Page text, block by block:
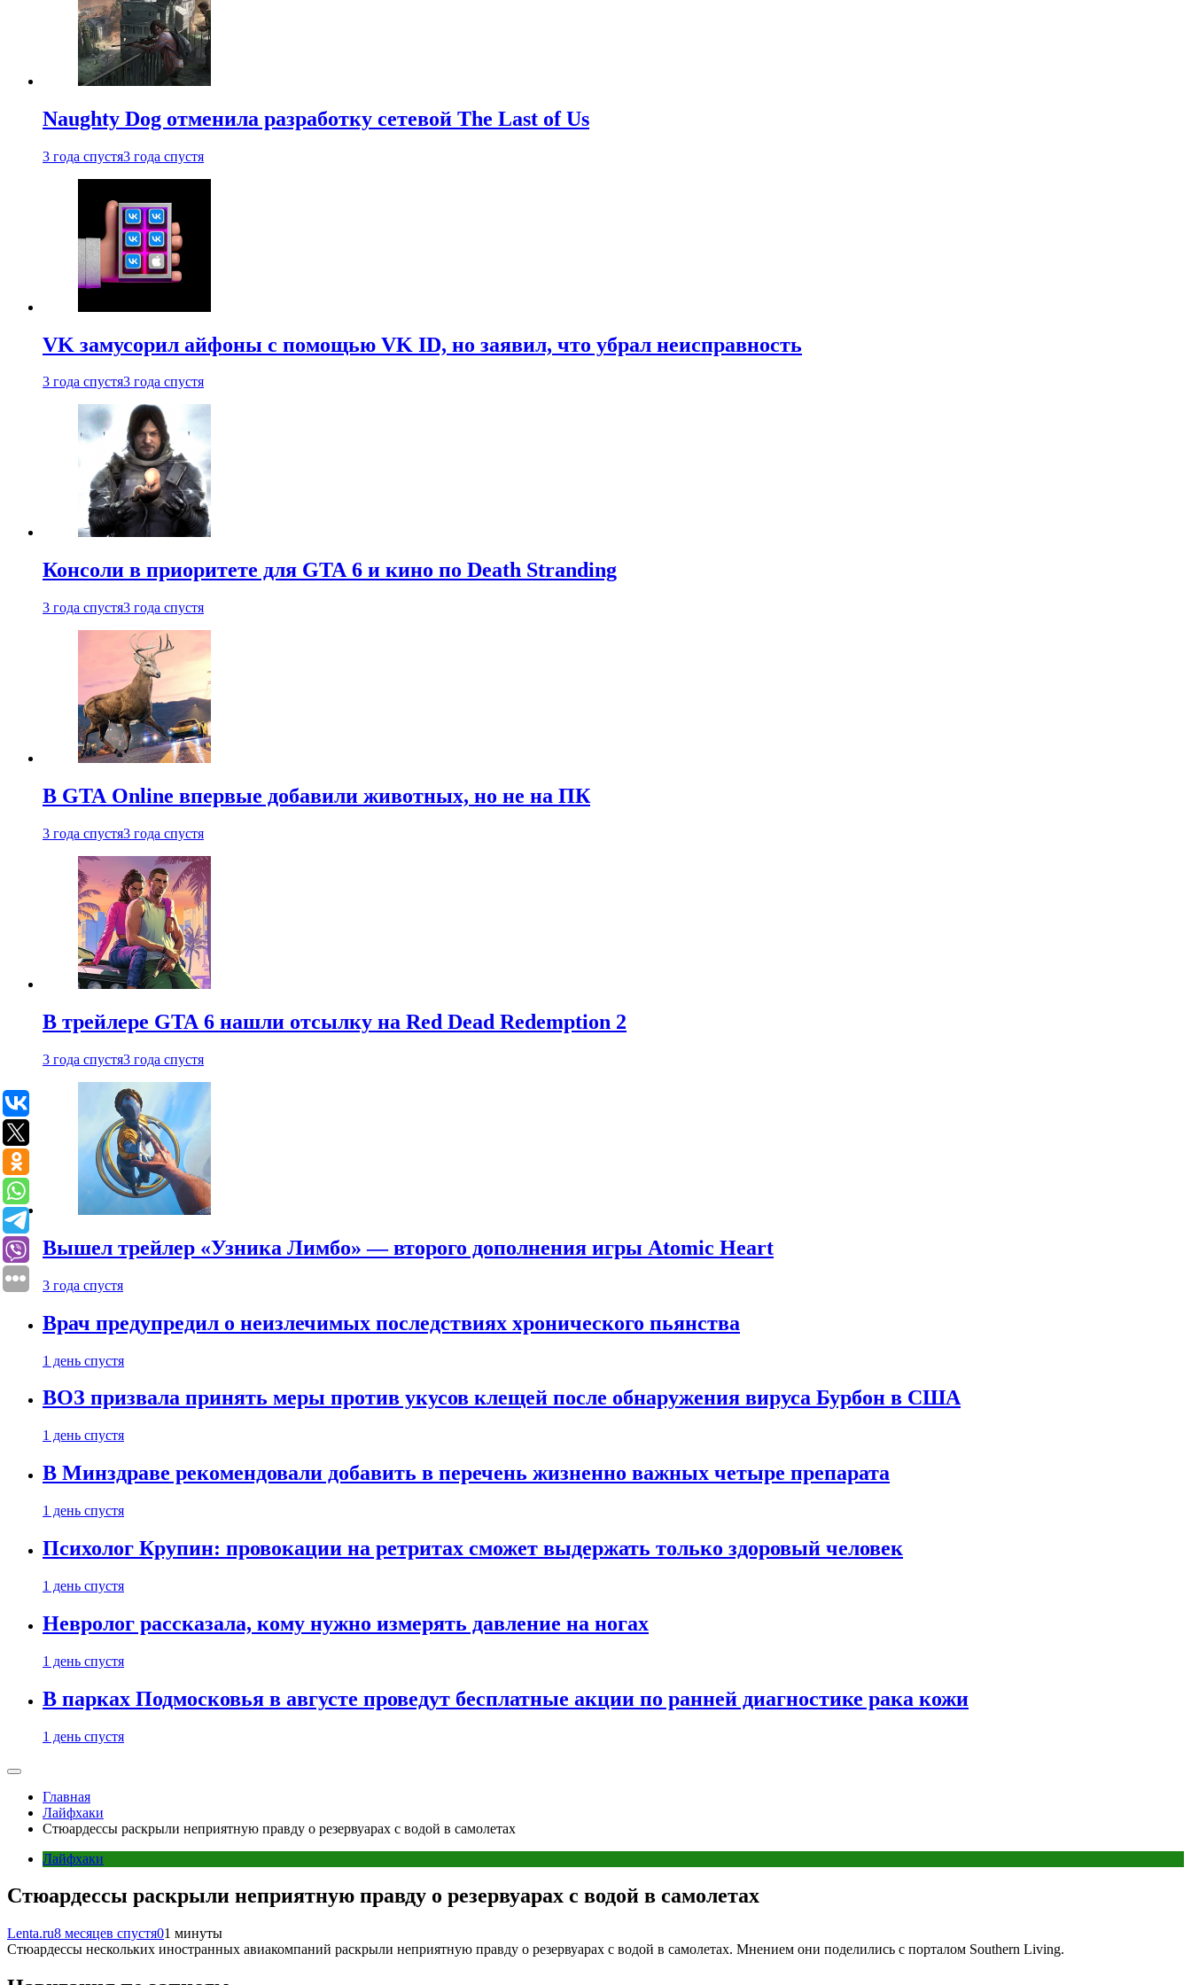
Naughty Dog отменила разработку сетевой The Last of Us
3 года спустя3 года спустя
VK замусорил айфоны с помощью VK ID, но заявил, что убрал неисправность
3 года спустя3 года спустя
Консоли в приоритете для GTA 6 и кино по Death Stranding
3 года спустя3 года спустя
В GTA Online впервые добавили животных, но не на ПК
3 года спустя3 года спустя
В трейлере GTA 6 нашли отсылку на Red Dead Redemption 2
3 года спустя3 года спустя
Вышел трейлер «Узника Лимбо» — второго дополнения игры Atomic Heart
3 года спустя
Врач предупредил о неизлечимых последствиях хронического пьянства
1 день спустя
ВОЗ призвала принять меры против укусов клещей после обнаружения вируса Бурбон в США
1 день спустя
В Минздраве рекомендовали добавить в перечень жизненно важных четыре препарата
1 день спустя
Психолог Крупин: провокации на ретритах сможет выдержать только здоровый человек
1 день спустя
Невролог рассказала, кому нужно измерять давление на ногах
1 день спустя
В парках Подмосковья в августе проведут бесплатные акции по ранней диагностике рака кожи
1 день спустя
Главная
Лайфхаки
Стюардессы раскрыли неприятную правду о резервуарах с водой в самолетах
Лайфхаки
Стюардессы раскрыли неприятную правду о резервуарах с водой в самолетах
Lenta.ru8 месяцев спустя01 минуты
Стюардессы нескольких иностранных авиакомпаний раскрыли неприятную правду о резервуарах с водой в самолетах. Мнением они поделились с порталом Southern Living.